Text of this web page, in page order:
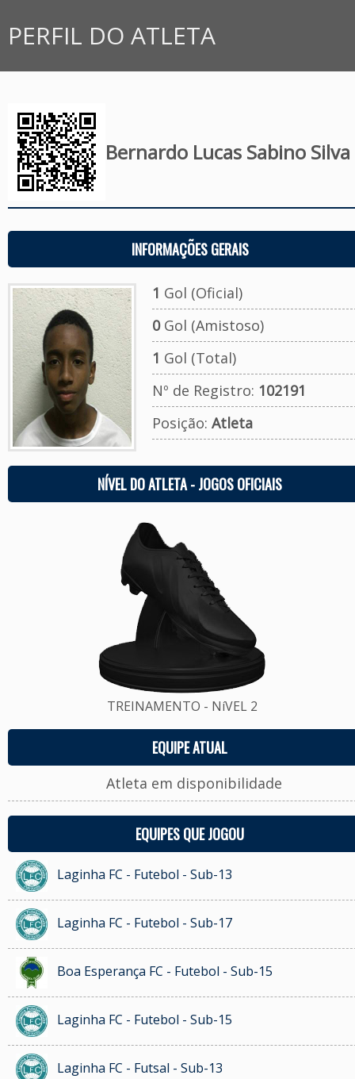
PERFIL DO ATLETA
Bernardo Lucas Sabino Silva
INFORMAÇÕES GERAIS
1 Gol (Oficial)
0Gol (Amistoso)
1 Gol (Total)
Nº de Registro: 102191
Posição: Atleta
NÍVEL DO ATLETA - JOGOS OFICIAIS
TREINAMENTO - NíVEL 2
EQUIPE ATUAL
Atleta em disponibilidade
EQUIPES QUE JOGOU
Laginha FC - Futebol - Sub-13
Laginha FC - Futebol - Sub-17
Boa Esperança FC - Futebol - Sub-15
Laginha FC - Futebol - Sub-15
Laginha FC - Futsal - Sub-13